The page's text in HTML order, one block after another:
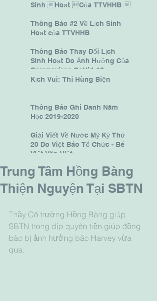
Sinh Hoạt Của TTVHHB
Thông Báo #2 Về Lịch Sinh
Hoạt của TTVHHB
Thông Báo Thay Đổi Lịch
Sinh Hoạt Do Ảnh Hưởng Của
Coronavirus CoVid-19.
Kịch Vui: Thi Hùng Biện
Thông Báo Ghi Danh Năm
Học 2019-2020
Giải Viết Về Nước Mỹ Kỳ Thứ
20 Do Việt Báo Tổ Chức - Bé
Viết Văn Việt.
Trung Tâm Hồng Bàng
Thiện Nguyện Tại SBTN
Thầy Cô trường Hồng Bàng giúp
SBTN trong dịp quyên tiền giúp đồng
bào bị ảnh hưởng bão Harvey vừa
qua.